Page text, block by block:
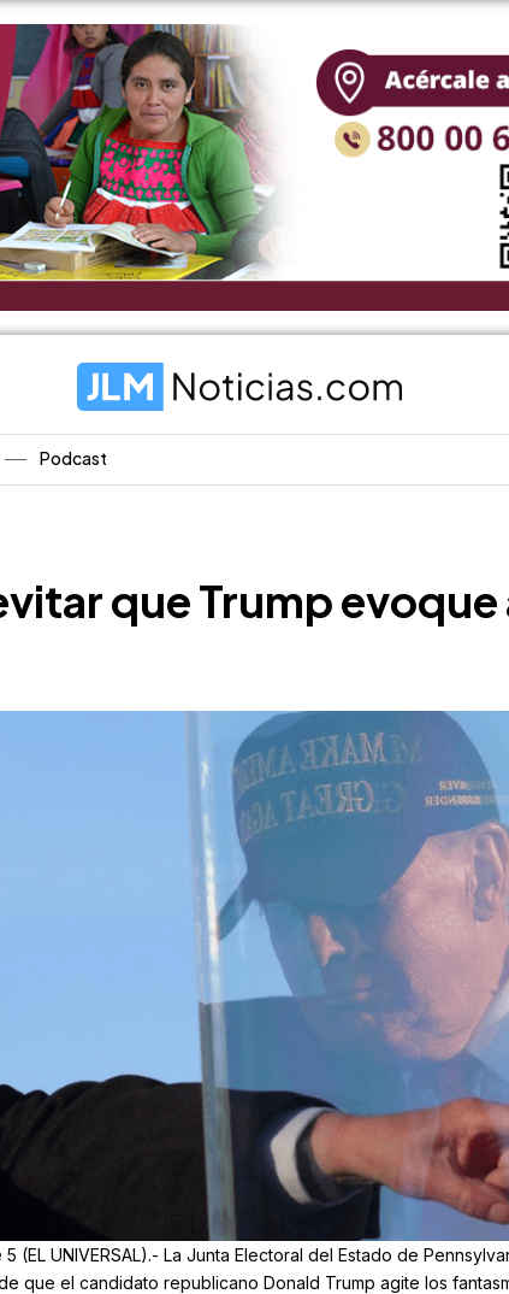
Podcast
que Trump evoque
(EL UNIVERSAL).- La Junta Electoral del Estado de
que el candidato republicano Donald Trump agite los